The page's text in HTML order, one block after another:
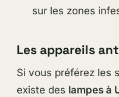
sur les zones
Les appareils
Si vous préférez les
existe des lampes à